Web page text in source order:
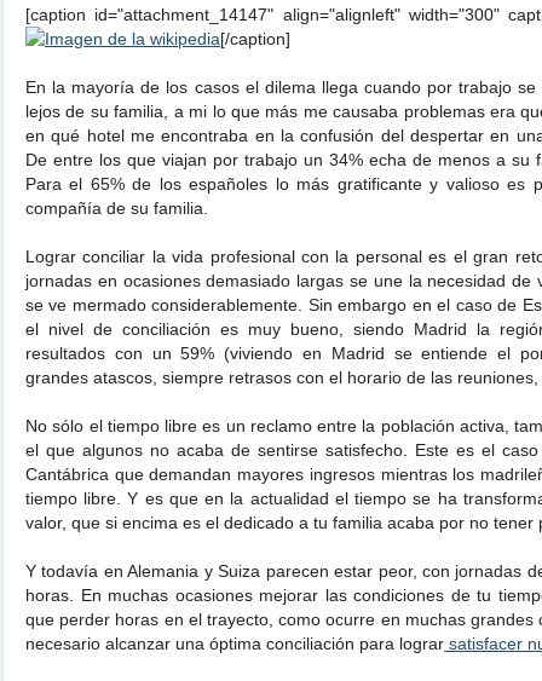
[caption id="attachment_14147" align="alignleft" width="300"
[/caption]
En la mayoría de los casos el dilema llega cuando por trabajo
lejos de su familia, a mi lo que más me causaba problemas era
en qué hotel me encontraba en la confusión del despertar en
De entre los que viajan por trabajo un 34% echa de menos a su
Para el 65% de los españoles lo más gratificante y valioso es
compañía de su familia.
Lograr conciliar la vida profesional con la personal es el gran
jornadas en ocasiones demasiado largas se une la necesidad de
se ve mermado considerablemente. Sin embargo en el caso de
el nivel de conciliación es muy bueno, siendo Madrid la
resultados con un 59% (viviendo en Madrid se entiende el
grandes atascos, siempre retrasos con el horario de las
No sólo el tiempo libre es un reclamo entre la población activa,
el que algunos no acaba de sentirse satisfecho. Este es el
Cantábrica que demandan mayores ingresos mientras los
tiempo libre. Y es que en la actualidad el tiempo se ha
valor, que si encima es el dedicado a tu familia acaba por no tener
Y todavía en Alemania y Suiza parecen estar peor, con jornadas
horas. En muchas ocasiones mejorar las condiciones de tu
que perder horas en el trayecto, como ocurre en muchas grandes
necesario alcanzar una óptima conciliación para lograr satisfacer